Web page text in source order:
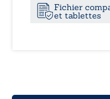
Fichier
et tablettes